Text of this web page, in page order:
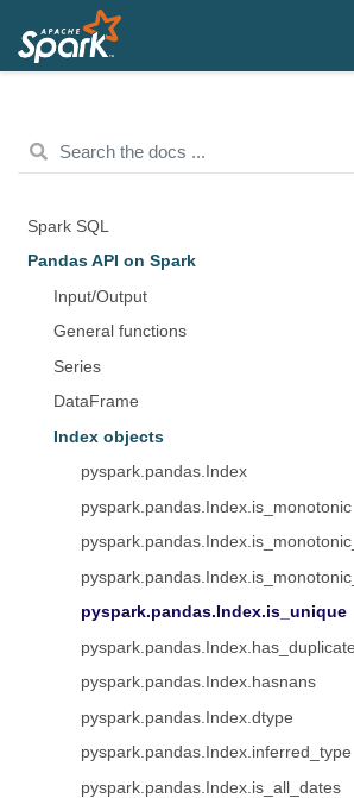
Spark SQL
Pandas API on Spark
Input/Output
General functions
Series
DataFrame
Index objects
pyspark.pandas.Index
pyspark.pandas.Index.is_monotonic
pyspark.pandas.Index.is_unique
pyspark.pandas.Index.hasnans
pyspark.pandas.Index.dtype
pyspark.pandas.Index.inferred_type
pyspark.pandas.Index.is_all_dates